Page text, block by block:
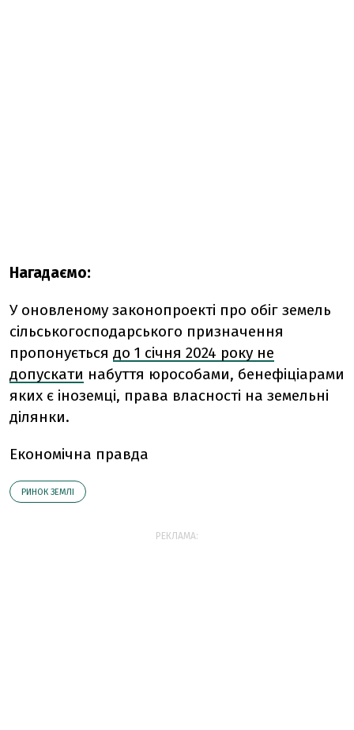
Нагадаємо:
У оновленому законопроекті про обіг земель
сільськогосподарського призначення
пропонується до 1 січня 2024 року не
допускати набуття юрособами, бенефіціарами
яких є іноземці, права власності на земельні
ділянки.
Економічна правда
РИНОК ЗЕМЛІ
РЕКЛАМА: